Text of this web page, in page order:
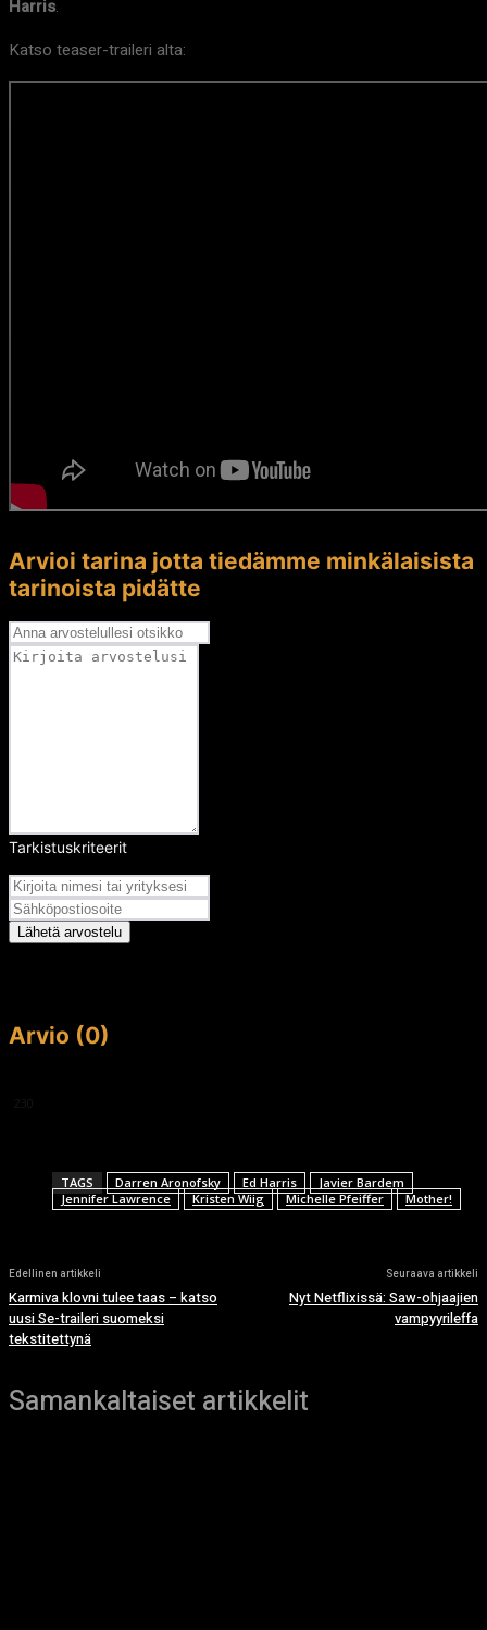
Harris.
Katso teaser-traileri alta:
Arvioi tarina jotta tiedämme minkälaisista
tarinoista pidätte
Tarkistuskriteerit
Lähetä arvostelu
Arvio (0)
TAGS Darren Aronofsky Ed Harris
Javier Bardem
Jennifer Lawrence
Kristen Wiig Michelle Pfeiffer Mother!
Edellinen artikkeli
Karmiva klovni tulee taas – katso
uusi Se-traileri suomeksi
tekstitettynä
Seuraava artikkeli
Nyt Netflixissä: Saw-ohjaajien
vampyyrileffa
Samankaltaiset artikkelit